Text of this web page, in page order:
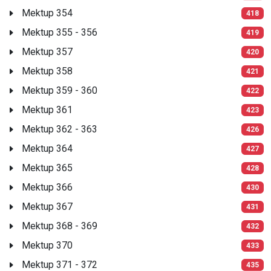
Mektup 354 418
Mektup 355 - 356 419
Mektup 357 420
Mektup 358 421
Mektup 359 - 360 422
Mektup 361 423
Mektup 362 - 363 426
Mektup 364 427
Mektup 365 428
Mektup 366 430
Mektup 367 431
Mektup 368 - 369 432
Mektup 370 433
Mektup 371 - 372 435